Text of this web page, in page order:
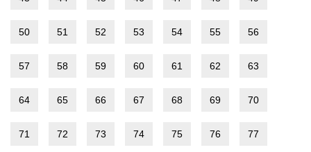
50 51 52 53 54 55 56
57 58 59 60 61 62 63
64 65 66 67 68 69 70
71 72 73 74 75 76 77